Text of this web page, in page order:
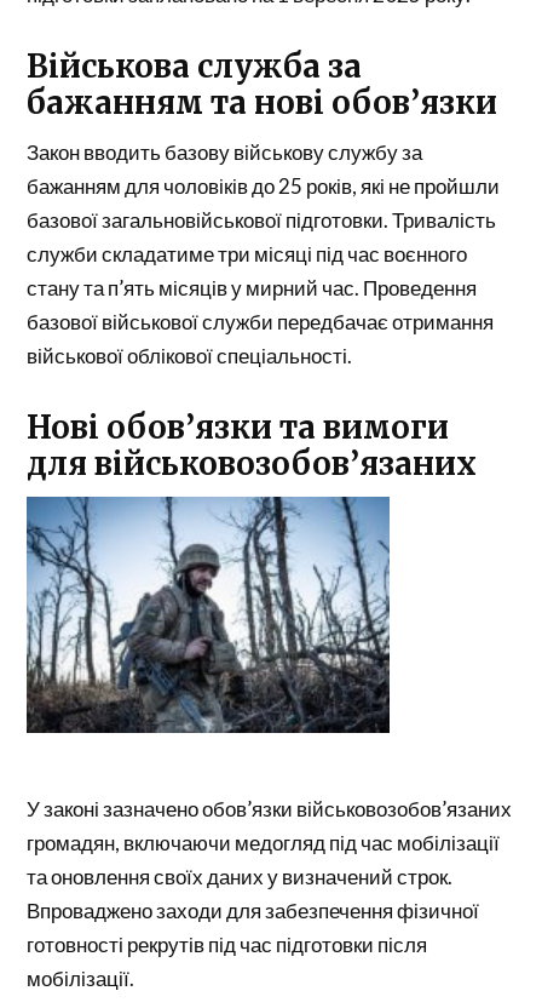
Військова служба за
бажанням та нові обов’язки
Закон вводить базову військову службу за
бажанням для чоловіків до 25 років, які не пройшли
базової загальновійськової підготовки. Тривалість
служби складатиме три місяці під час воєнного
стану та п’ять місяців у мирний час. Проведення
базової військової служби передбачає отримання
військової облікової спеціальності.
Нові обов’язки та вимоги
для військовозобов’язаних
У законі зазначено обов’язки військовозобов’язаних
громадян, включаючи медогляд під час мобілізації
та оновлення своїх даних у визначений строк.
Впроваджено заходи для забезпечення фізичної
готовності рекрутів під час підготовки після
мобілізації.